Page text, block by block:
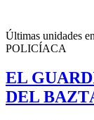
Últimas unidades
POLICÍACA
EL
DEL